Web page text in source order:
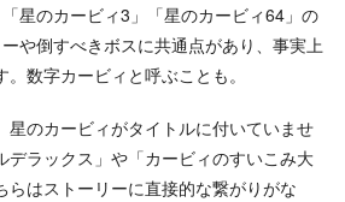
星のカービィ3」「星のカービィ64」の
や倒すべきボスに共通点があり、事実上
数字カービィと呼ぶことも。
星のカービィがタイトルに付いていませ
ラックス」や「カービィのすいこみ大
らはストーリーに直接的な繋がりがな